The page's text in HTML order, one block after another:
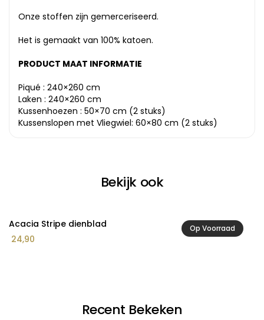
Onze stoffen zijn gemerceriseerd.
Het is gemaakt van 100% katoen.
PRODUCT MAAT INFORMATIE
Piqué : 240×260 cm
Laken : 240×260 cm
Kussenhoezen : 50×70 cm (2 stuks)
Kussenslopen met Vliegwiel: 60×80 cm (2 stuks)
Bekijk ook
Op Voorraad
Acacia Stripe dienblad
24,90
Recent Bekeken